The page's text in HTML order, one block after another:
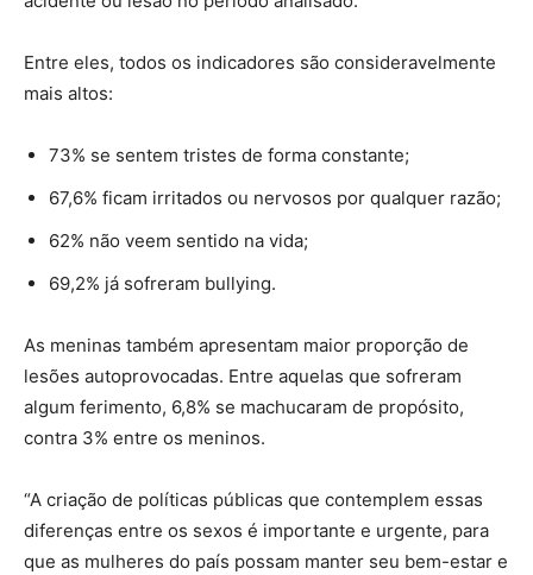
Entre eles, todos os indicadores são consideravelmente
mais altos:
73% se sentem tristes de forma constante;
67,6% ficam irritados ou nervosos por qualquer razão;
62% não veem sentido na vida;
69,2% já sofreram bullying.
As meninas também apresentam maior proporção de
lesões autoprovocadas. Entre aquelas que sofreram
algum ferimento, 6,8% se machucaram de propósito,
contra 3% entre os meninos.
“A criação de políticas públicas que contemplem essas
diferenças entre os sexos é importante e urgente, para
que as mulheres do país possam manter seu bem-estar e